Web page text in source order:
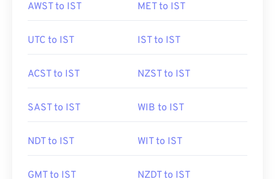
AWST to IST MET to IST
UTC to IST IST to IST
ACST to IST NZST to IST
SAST to IST WIB to IST
NDT to IST WIT to IST
GMT to IST NZDT to IST